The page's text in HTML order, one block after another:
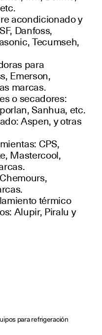
acondicionado y
Danfoss,
Tecumseh,
para
Emerson,
marcas.
o secadores:
Sanhua, etc.
Aspen, y otras
CPS,
Mastercool,
térmico
Alupir, Piralu y
para refrigeración